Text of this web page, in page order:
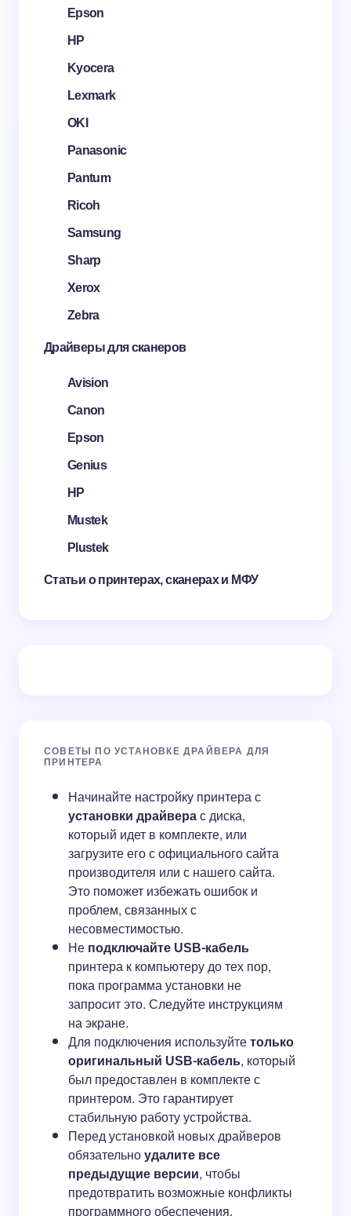
Epson
HP
Kyocera
Lexmark
OKI
Panasonic
Pantum
Ricoh
Samsung
Sharp
Xerox
Zebra
Драйверы для сканеров
Avision
Canon
Epson
Genius
HP
Mustek
Plustek
Статьи о принтерах, сканерах и МФУ
СОВЕТЫ ПО УСТАНОВКЕ ДРАЙВЕРА ДЛЯ
ПРИНТЕРА
Начинайте настройку принтера с
установки драйверас диска,
который идет в комплекте, или
загрузите его с официального сайта
производителя или с нашего сайта.
Это поможет избежать ошибок и
проблем, связанных с
несовместимостью.
Неподключайте USB-кабель
принтера к компьютеру до тех пор,
пока программа установки не
запросит это. Следуйте инструкциям
на экране.
Для подключения используйтетолько
оригинальный USB-кабель, который
был предоставлен в комплекте с
принтером. Это гарантирует
стабильную работу устройства.
Перед установкой новых драйверов
обязательноудалите все
предыдущие версии, чтобы
предотвратить возможные конфликты